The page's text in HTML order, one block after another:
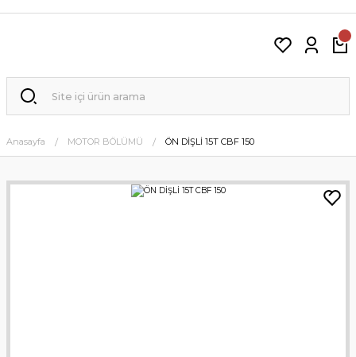
Anasayfa MOTOR BÖLÜMÜ ÖN DİŞLİ 15T CBF 150